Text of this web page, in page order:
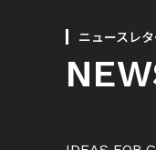
ニュースレタ